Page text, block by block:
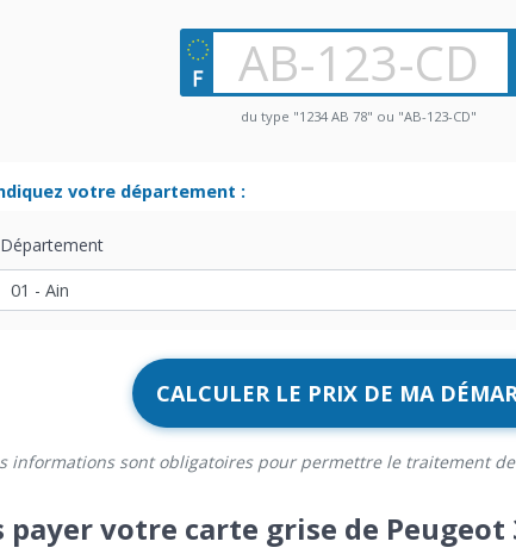
du type "1234 AB 78" ou "AB-123-CD"
votre département :
Département
CALCULER LE PRIX DE MA
informations sont obligatoires pour permettre le traitement
votre carte grise de Peugeot